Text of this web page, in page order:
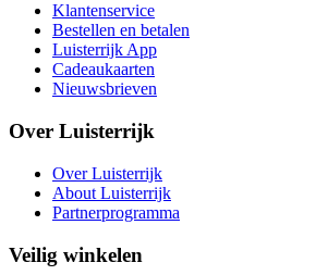
Klantenservice
Bestellen en betalen
Luisterrijk App
Cadeaukaarten
Nieuwsbrieven
Over Luisterrijk
Over Luisterrijk
About Luisterrijk
Partnerprogramma
Veilig winkelen